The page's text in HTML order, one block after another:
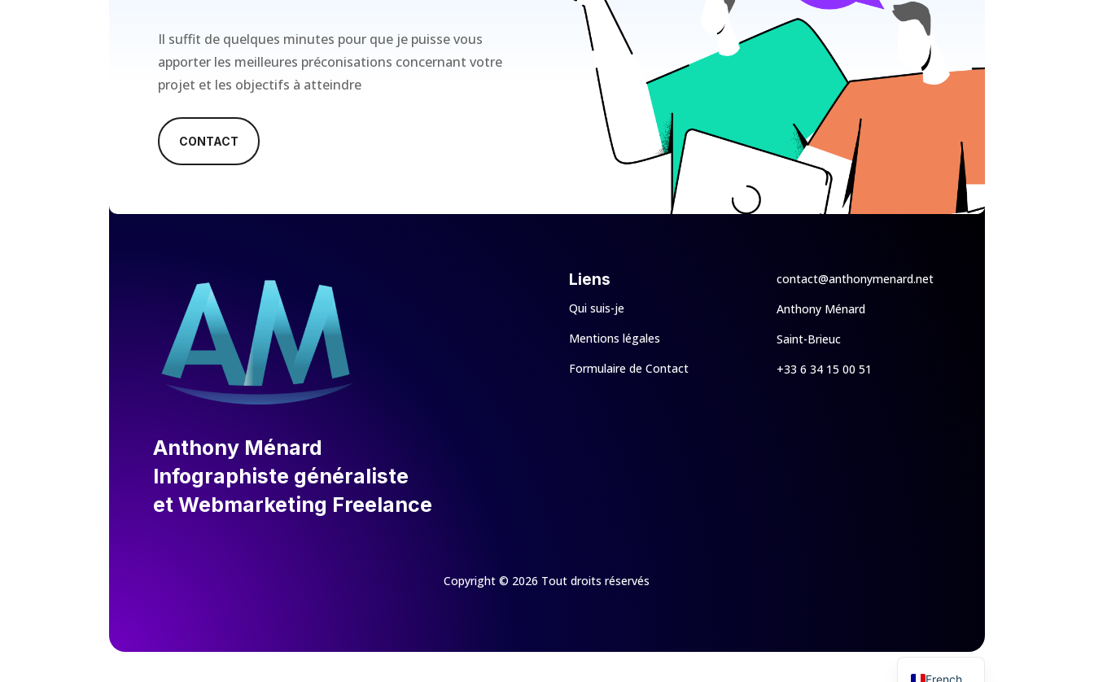
Il suffit de quelques minutes pour que je puisse vous
apporter les meilleures préconisations concernant votre
projet et les objectifs à atteindre
CONTACT
Anthony Ménard
Infographiste généraliste
et Webmarketing Freelance
Liens
Qui suis-je
Mentions légales
Formulaire de Contact
contact@anthonymenard.net
Anthony Ménard
Saint-Brieuc
+33 6 34 15 00 51
Copyright © 2026 Tout droits réservés
French
English